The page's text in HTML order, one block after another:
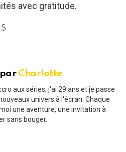
avec gratitude.
par Charlotte
aux séries, j'ai 29 ans et je passe
univers à l'écran. Chaque
une aventure, une invitation à
sans bouger.